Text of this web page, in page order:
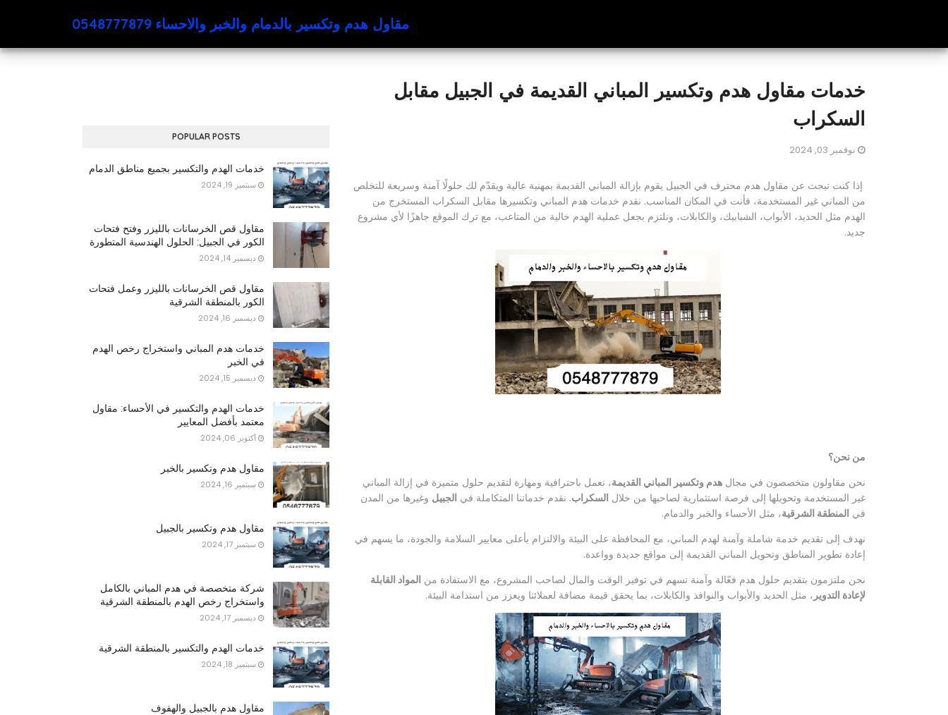
مقاول هدم وتكسير بالدمام والخبر والاحساء 0548777879
خدمات مقاول هدم وتكسير المباني القديمة في الجبيل مقابل
السكراب
نوفمبر 03, 2024
إذا كنت تبحث عن مقاول هدم محترف في الجبيل يقوم بإزالة المباني القديمة بمهنية عالية ويقدّم لك حلولًا آمنة وسريعة للتخلص
من المباني غير المستخدمة، فأنت في المكان المناسب. نقدم خدمات هدم المباني وتكسيرها مقابل السكراب المستخرج من
الهدم مثل الحديد، الأبواب، الشبابيك، والكابلات، ونلتزم بجعل عملية الهدم خالية من المتاعب، مع ترك الموقع جاهزًا لأي مشروع
جديد.
من نحن؟
نحن مقاولون متخصصون في مجال هدم وتكسير المباني القديمة، نعمل باحترافية ومهارة لتقديم حلول متميزة في إزالة المباني
غير المستخدمة وتحويلها إلى فرصة استثمارية لصاحبها من خلال السكراب. نقدم خدماتنا المتكاملة في الجبيل وغيرها من المدن
في المنطقة الشرقية، مثل الأحساء والخبر والدمام.
نهدف إلى تقديم خدمة شاملة وآمنة لهدم المباني، مع المحافظة على البيئة والالتزام بأعلى معايير السلامة والجودة، ما يسهم في
إعادة تطوير المناطق وتحويل المباني القديمة إلى مواقع جديدة وواعدة.
نحن ملتزمون بتقديم حلول هدم فعّالة وآمنة تسهم في توفير الوقت والمال لصاحب المشروع، مع الاستفادة من المواد القابلة
لإعادة التدوير ، مثل الحديد والأبواب والنوافذ والكابلات، بما يحقق قيمة مضافة لعملائنا ويعزز من استدامة البيئة.
POPULAR POSTS
خدمات الهدم والتكسير بجميع مناطق الدمام
سبتمبر 19, 2024
مقاول قص الخرسانات بالليزر وفتح فتحات
الكور في الجبيل: الحلول الهندسية المتطورة
ديسمبر 14, 2024
مقاول قص الخرسانات بالليزر وعمل فتحات
الكور بالمنطقة الشرقية
ديسمبر 16, 2024
خدمات هدم المباني واستخراج رخص الهدم
في الخبر
ديسمبر 15, 2024
خدمات الهدم والتكسير في الأحساء: مقاول
معتمد بأفضل المعايير
أكتوبر 06, 2024
مقاول هدم وتكسير بالخبر
سبتمبر 16, 2024
مقاول هدم وتكسير بالجبيل
سبتمبر 17, 2024
شركة متخصصة في هدم المباني بالكامل
واستخراج رخص الهدم بالمنطقة الشرقية
ديسمبر 17, 2024
خدمات الهدم والتكسير بالمنطقة الشرقية
سبتمبر 18, 2024
مقاول هدم بالجبيل والهفوف